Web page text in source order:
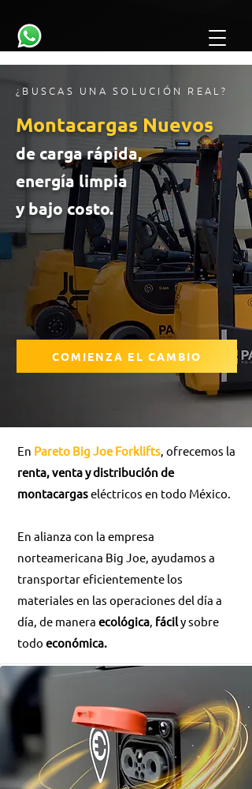
¿BUSCAS UNA SOLUCIÓN REAL?
Montacargas Nuevos
de carga rápida,
energía limpia
y bajo costo.
COMIENZA EL CAMBIO
En Pareto Big Joe Forklifts, ofrecemos la
renta, venta y distribución de
montacargaseléctricos en todo México.
En alianza con la empresa
norteamericana Big Joe, ayudamos a
transportar eficientemente los
materiales en las operaciones del día a
día, de manera ecológica, fácily sobre
todo económica.